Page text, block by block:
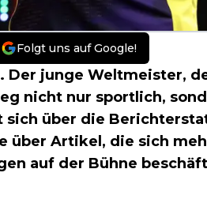
Folgt uns auf Google!
Der junge Weltmeister,
nicht nur sportlich,
sich über die
über Artikel, die sich
auf der Bühne